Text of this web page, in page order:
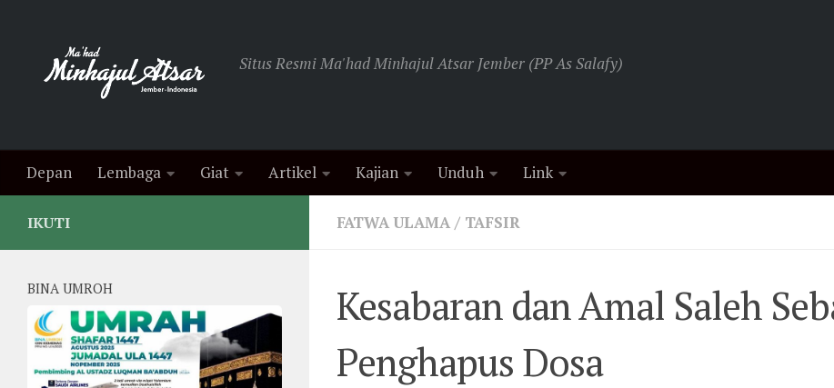
Situs Resmi Ma'had Minhajul Atsar Jember (PP As Salafy)
Depan Lembaga Giat Artikel Kajian Unduh Link
FATWA ULAMA / TAFSIR
Kesabaran dan Amal Saleh
Penghapus Dosa
IKUTI
BINA UMROH